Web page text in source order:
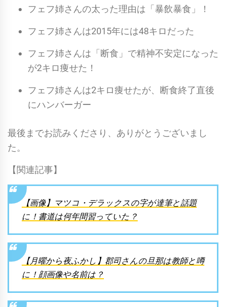
フェフ姉さんの太った理由は「暴飲暴食」！
フェフ姉さんは2015年には48キロだった
フェフ姉さんは「断食」で精神不安定になった
が2キロ痩せた！
フェフ姉さんは2キロ痩せたが、断食終了直後
にハンバーガー
最後までお読みくださり、ありがとうございまし
た。
【関連記事】
【画像】マツコ・デラックスの字が達筆と話題
に！書道は何年間習っていた？
【月曜から夜ふかし】郡司さんの旦那は教師と噂
に！顔画像や名前は？